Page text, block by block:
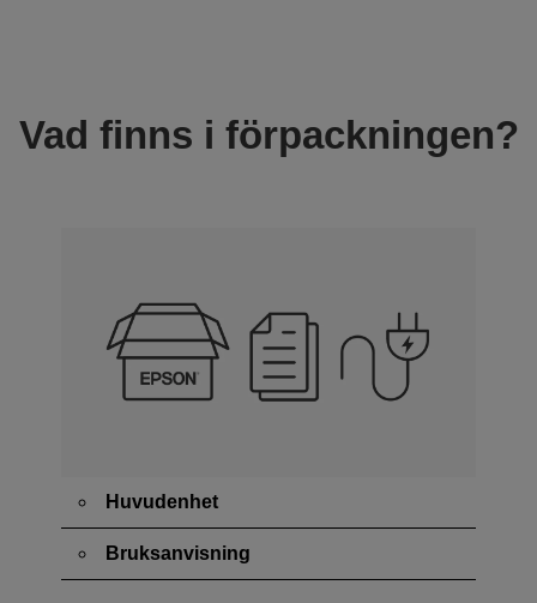
Vad finns i förpackningen?
Huvudenhet
Bruksanvisning